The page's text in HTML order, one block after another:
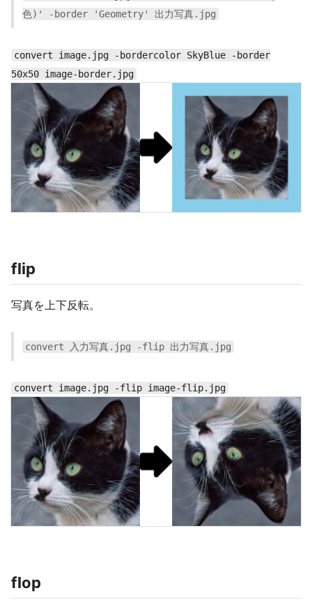
色)' -border 'Geometry' 出力写真.jpg
convert image.jpg -bordercolor SkyBlue -border
50x50 image-border.jpg
flip
写真を上下反転。
convert 入力写真.jpg -flip 出力写真.jpg
convert image.jpg -flip image-flip.jpg
flop